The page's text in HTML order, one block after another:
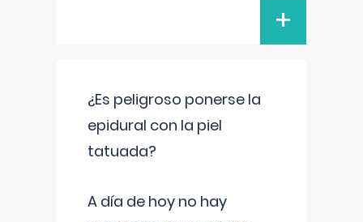
+
¿Es peligroso ponerse la
epidural con la piel
tatuada?
A día de hoy no hay